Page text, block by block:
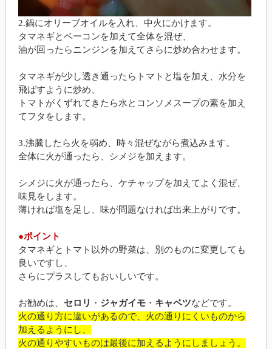
2.鍋にオリーブオイルを入れ、中火にかけます。
タマネギとベーコンを加えて全体を混ぜ、
油が回ったらニンジンを加えてさらに炒め合わせます。
タマネギが少し透き通ったらトマトと塩を加え、水分を
飛ばすように炒め、
トマトがくずれてきたら水とコンソメスープの素を加え
てフタをします。
3.沸騰したら火を弱め、時々混ぜながら煮込みます。
全体に火が通ったら、シメジを加えます。
シメジに火が通ったら、ケチャップを加えてよく混ぜ、
味見をします。
薄ければ塩を足し、味が問題なければ出来上がりです。
●ポイント
タマネギとトマト以外の野菜は、別のものに変更しても
良いですし、
さらにプラスしてもおいしいです。
お勧めは、 セロリ ・ ジャガイモ・ キャベツなどです。
火の通り方に違いがあるので、火の通りにくいものから
加えるようにし、
火の通りやすいものは最後に加えるようにしましょう。